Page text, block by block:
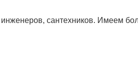
сантехников. Имеем